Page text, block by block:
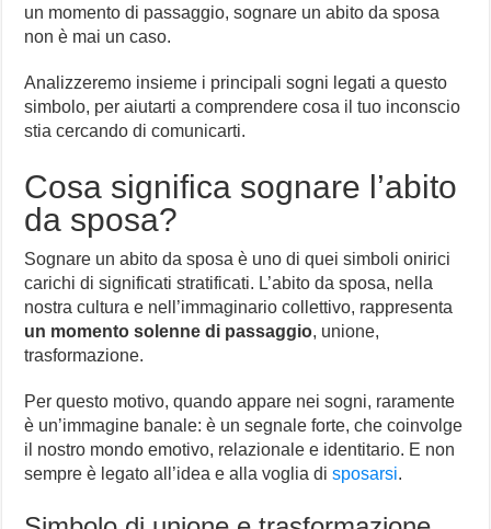
un momento di passaggio, sognare un abito da sposa
non è mai un caso.
Analizzeremo insieme i principali sogni legati a questo
simbolo, per aiutarti a comprendere cosa il tuo inconscio
stia cercando di comunicarti.
Cosa significa sognare l’abito
da sposa?
Sognare un abito da sposa è uno di quei simboli onirici
carichi di significati stratificati. L’abito da sposa, nella
nostra cultura e nell’immaginario collettivo, rappresenta
un momento solenne di passaggio, unione,
trasformazione.
Per questo motivo, quando appare nei sogni, raramente
è un’immagine banale: è un segnale forte, che coinvolge
il nostro mondo emotivo, relazionale e identitario. E non
sempre è legato all’idea e alla voglia disposarsi.